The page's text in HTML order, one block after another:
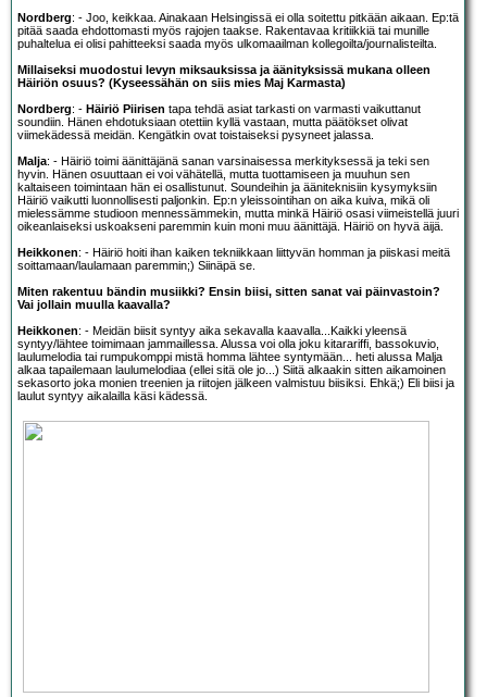
Nordberg: - Joo, keikkaa. Ainakaan Helsingissä ei olla soitettu pitkään aikaan. Ep:tä
pitää saada ehdottomasti myös rajojen taakse. Rakentavaa kritiikkiä tai munille
puhaltelua ei olisi pahitteeksi saada myös ulkomaailman kollegoilta/journalisteilta.
Millaiseksi muodostui levyn miksauksissa ja äänityksissä mukana olleen
Häiriön osuus? (Kyseessähän on siis mies Maj Karmasta)
Nordberg: - Häiriö Piirisen tapa tehdä asiat tarkasti on varmasti vaikuttanut
soundiin. Hänen ehdotuksiaan otettiin kyllä vastaan, mutta päätökset olivat
viimekädessä meidän. Kengätkin ovat toistaiseksi pysyneet jalassa.
Malja: - Häiriö toimi äänittäjänä sanan varsinaisessa merkityksessä ja teki sen
hyvin. Hänen osuuttaan ei voi vähätellä, mutta tuottamiseen ja muuhun sen
kaltaiseen toimintaan hän ei osallistunut. Soundeihin ja ääniteknisiin kysymyksiin
Häiriö vaikutti luonnollisesti paljonkin. Ep:n yleissointihan on aika kuiva, mikä oli
mielessämme studioon mennessämmekin, mutta minkä Häiriö osasi viimeistellä juuri
oikeanlaiseksi uskoakseni paremmin kuin moni muu äänittäjä. Häiriö on hyvä äijä.
Heikkonen: - Häiriö hoiti ihan kaiken tekniikkaan liittyvän homman ja piiskasi meitä
soittamaan/laulamaan paremmin;) Siinäpä se.
Miten rakentuu bändin musiikki? Ensin biisi, sitten sanat vai päinvastoin?
Vai jollain muulla kaavalla?
Heikkonen: - Meidän biisit syntyy aika sekavalla kaavalla...Kaikki yleensä
syntyy/lähtee toimimaan jammaillessa. Alussa voi olla joku kitarariffi, bassokuvio,
laulumelodia tai rumpukomppi mistä homma lähtee syntymään... heti alussa Malja
alkaa tapailemaan laulumelodiaa (ellei sitä ole jo...) Siitä alkaakin sitten aikamoinen
sekasorto joka monien treenien ja riitojen jälkeen valmistuu biisiksi. Ehkä;) Eli biisi ja
laulut syntyy aikalailla käsi kädessä.